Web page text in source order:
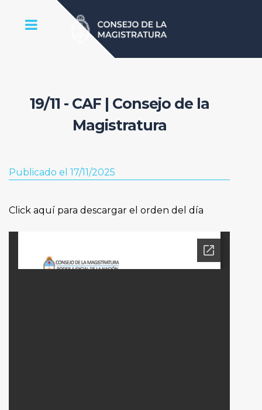
19/11 - CAF | Consejo de la
Magistratura
Publicado el 17/11/2025
Click aquí para descargar el orden del día